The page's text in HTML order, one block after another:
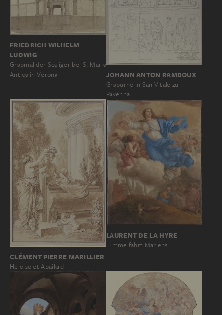
FRIEDRICH WILHELM
LUDWIG
Grabmal der Scaliger bei S. Maria
Antica in Verona
JOHANN ANTON RAMBOUX
Graburne in San Vitale zu
Ravenna
CLÉMENT PIERRE MARILLIER
Heloise et Abailard
LAURENT DE LA HYRE
Himmelfahrt Mariens